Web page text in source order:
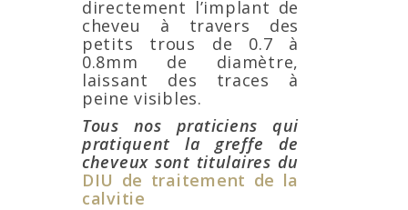
directement l’implant de
cheveu à travers des
petits trous de 0.7 à
0.8mm de diamètre,
laissant des traces à
peine visibles.
Tous nos praticiens qui
pratiquent la greffe de
cheveux sont titulaires du
DIU de traitement de la
calvitie